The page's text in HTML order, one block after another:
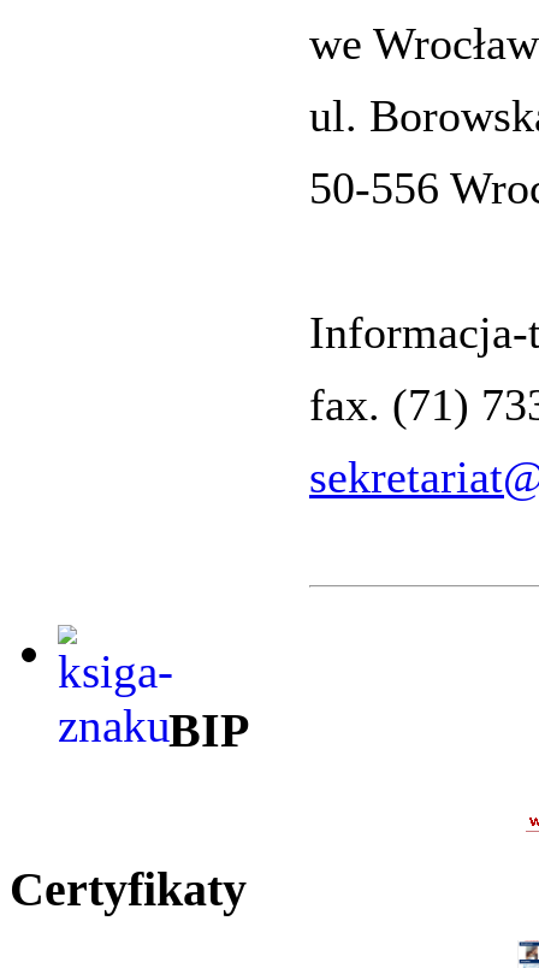
we
ul.
50-556
Informacja-
fax. (71)
BIP
Certyfikaty